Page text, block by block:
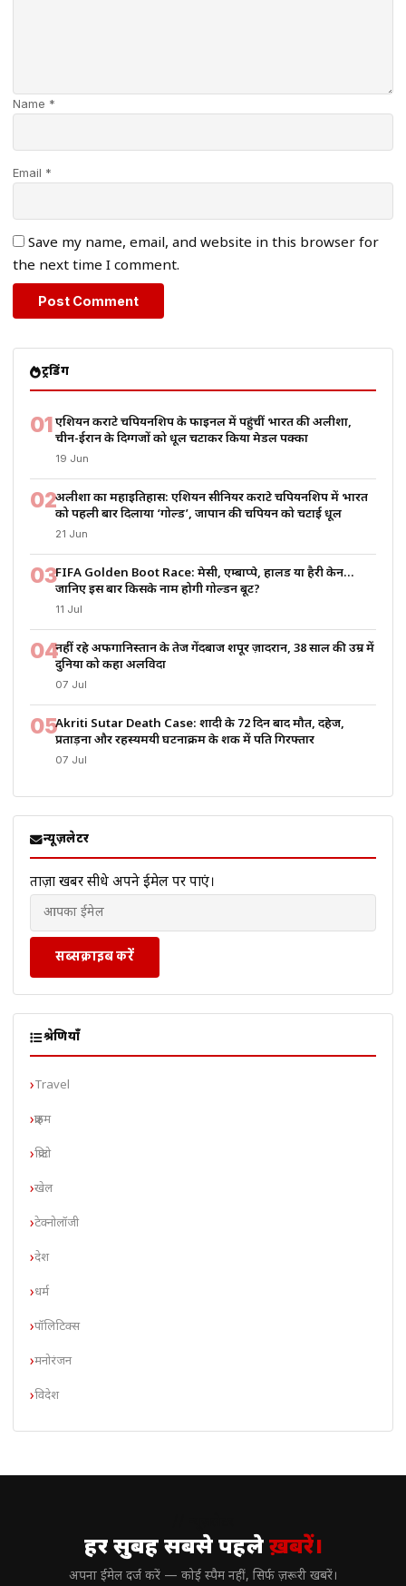
Name *
Email *
Save my name, email, and website in this browser for
the next time I comment.
ट्रेंडिंग
01एशियन कराटे चैंपियनशिप के फाइनल में पहुंचीं भारत की अलीशा,
चीन-ईरान के दिग्गजों को धूल चटाकर किया मेडल पक्का
19 Jun
02अलीशा का महाइतिहास: एशियन सीनियर कराटे चैंपियनशिप में भारत
को पहली बार दिलाया ‘गोल्ड’, जापान की चैंपियन को चटाई धूल
21 Jun
03FIFA Golden Boot Race: मेसी, एम्बाप्पे, हालैंड या हैरी केन…
जानिए इस बार किसके नाम होगी गोल्डन बूट?
11 Jul
04नहीं रहे अफगानिस्तान के तेज गेंदबाज शपूर ज़ादरान, 38 साल की उम्र में
दुनिया को कहा अलविदा
07 Jul
05Akriti Sutar Death Case: शादी के 72 दिन बाद मौत, दहेज,
प्रताड़ना और रहस्यमयी घटनाक्रम के शक में पति गिरफ्तार
07 Jul
न्यूज़लेटर
ताज़ा खबरें सीधे अपने ईमेल पर पाएं।
सब्सक्राइब करें
श्रेणियाँ
Travel
क्राइम
क्रिप्टो
खेल
टेक्नोलॉजी
देश
धर्म
पॉलिटिक्स
मनोरंजन
विदेश
हर सुबह सबसे पहलेख़बरें।
अपना ईमेल दर्ज करें — कोई स्पैम नहीं, सिर्फ ज़रूरी खबरें।